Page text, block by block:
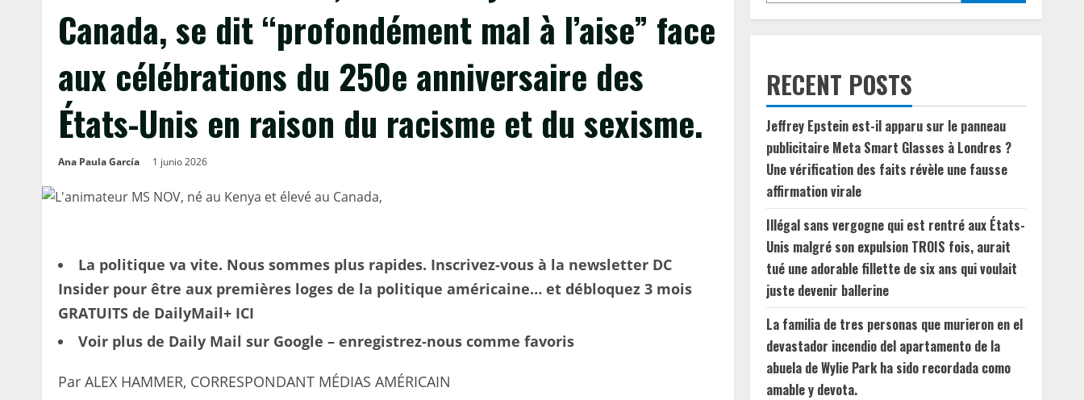
Canada, se dit “profondément mal à l’aise” face
aux célébrations du 250e anniversaire des
États-Unis en raison du racisme et du sexisme.
Ana Paula García 1 junio 2026
La politique va vite. Nous sommes plus rapides. Inscrivez-vous à la newsletter DC
Insider pour être aux premières loges de la politique américaine… et débloquez 3 mois
GRATUITS de DailyMail+ ICI
Voir plus de Daily Mail sur Google – enregistrez-nous comme favoris
Par ALEX HAMMER, CORRESPONDANT MÉDIAS AMÉRICAIN
RECENT POSTS
Jeffrey Epstein est-il apparu sur le panneau
publicitaire Meta Smart Glasses à Londres ?
Une vérification des faits révèle une fausse
affirmation virale
Illégal sans vergogne qui est rentré aux États-
Unis malgré son expulsion TROIS fois, aurait
tué une adorable fillette de six ans qui voulait
juste devenir ballerine
La familia de tres personas que murieron en el
devastador incendio del apartamento de la
abuela de Wylie Park ha sido recordada como
amable y devota.